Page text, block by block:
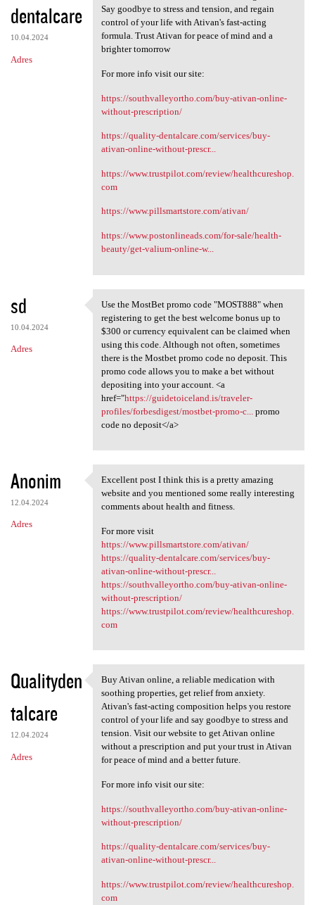
dentalcare
10.04.2024
Adres
Say goodbye to stress and tension, and regain
control of your life with Ativan's fast-acting
formula. Trust Ativan for peace of mind and a
brighter tomorrow
For more info visit our site:
https://southvalleyortho.com/buy-ativan-online-
without-prescription/
https://quality-dentalcare.com/services/buy-
ativan-online-without-prescr...
https://www.trustpilot.com/review/healthcureshop.
com
https://www.pillsmartstore.com/ativan/
https://www.postonlineads.com/for-sale/health-
beauty/get-valium-online-w...
sd
10.04.2024
Adres
Use the MostBet promo code
Use the MostBet promo code "MOST888" when
registering to get the best welcome bonus up to
$300 or currency equivalent can be claimed when
using this code. Although not often, sometimes
there is the Mostbet promo code no deposit. This
promo code allows you to make a bet without
depositing into your account. <a
href="https://guidetoiceland.is/traveler-
profiles/forbesdigest/mostbet-promo-c...
promo
code no deposit</a>
Anonim
12.04.2024
Adres
Excellent post I think this
Excellent post I think this is a pretty amazing
website and you mentioned some really interesting
comments about health and fitness.
For more visit
https://www.pillsmartstore.com/ativan/
https://quality-dentalcare.com/services/buy-
ativan-online-without-prescr...
https://southvalleyortho.com/buy-ativan-online-
without-prescription/
https://www.trustpilot.com/review/healthcureshop.
com
Qualityden
talcare
12.04.2024
Adres
Buy Ativan online, a reliable
Buy Ativan online, a reliable medication with
soothing properties, get relief from anxiety.
Ativan's fast-acting composition helps you restore
control of your life and say goodbye to stress and
tension. Visit our website to get Ativan online
without a prescription and put your trust in Ativan
for peace of mind and a better future.
For more info visit our site:
https://southvalleyortho.com/buy-ativan-online-
without-prescription/
https://quality-dentalcare.com/services/buy-
ativan-online-without-prescr...
https://www.trustpilot.com/review/healthcureshop.
com